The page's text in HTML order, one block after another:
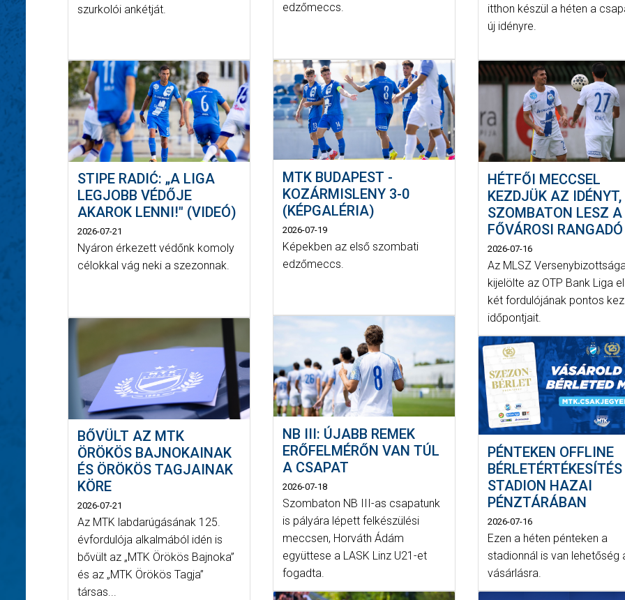
szurkolói ankétját.
STIPE RADIĆ: „A LIGA
LEGJOBB VÉDŐJE
AKAROK LENNI!" (VIDEÓ)
2026-07-21
Nyáron érkezett védőnk komoly
célokkal vág neki a szezonnak.
BŐVÜLT AZ MTK
ÖRÖKÖS BAJNOKAINAK
ÉS ÖRÖKÖS TAGJAINAK
KÖRE
2026-07-21
Az MTK labdarúgásának 125.
évfordulója alkalmából idén is
bővült az „MTK Örökös Bajnoka”
és az „MTK Örökös Tagja”
társas...
edzőmeccs.
MTK BUDAPEST -
KOZÁRMISLENY 3-0
(KÉPGALÉRIA)
2026-07-19
Képekben az első szombati
edzőmeccs.
NB III: ÚJABB REMEK
ERŐFELMÉRŐN VAN TÚL
A CSAPAT
2026-07-18
Szombaton NB III-as csapatunk
is pályára lépett felkészülési
meccsen, Horváth Ádám
együttese a LASK Linz U21-et
fogadta.
itthon készül a héten a
új idényre.
HÉTFŐI MECCSEL
KEZDJÜK AZ IDÉNYT,
SZOMBATON LESZ A
FŐVÁROSI RANGADÓ
2026-07-16
Az MLSZ
kijelölte az OTP Bank Liga
két fordulójának pontos
időpontjait.
PÉNTEKEN OFFLINE
STADION HAZAI
PÉNZTÁRÁBAN
2026-07-16
Ezen a héten pénteken a
stadionnál is van lehetőség
vásárlásra.